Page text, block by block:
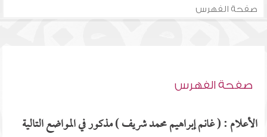
صفحة الفهرس
صفحة الفهرس
الأعلام : ( غانم إبراهيم محمد شريف ) مذكور في المواضع التالية